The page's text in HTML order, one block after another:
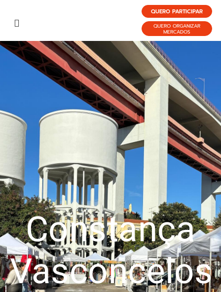
QUERO PARTICIPAR
QUERO ORGANIZAR
MERCADOS
Constança
Vasconcelos